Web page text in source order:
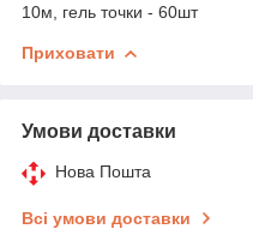
10м, гель точки - 60шт
Приховати
Умови доставки
Нова Пошта
Всі умови доставки